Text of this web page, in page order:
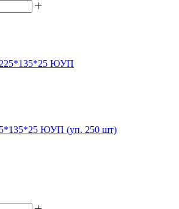
ЮУП (уп. 250 шт)